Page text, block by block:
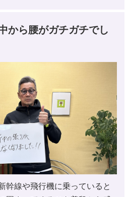
から腰がガチガチでし
幹線や飛行機に乗っていると